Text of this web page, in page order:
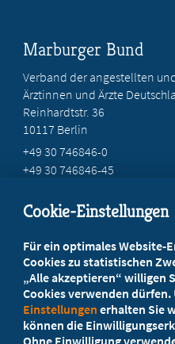
Marburger Bund
Verband der angestellten
Ärztinnen und Ärzte
Reinhardtstr. 36
10117 Berlin
+49 30 746846-0
+49 30 746846-45
Ihr Landesverband berät Sie!
Ansprechpartner
Cookie-Einstellungen
Für ein optimales Website-
Cookies zu statistischen
„Alle akzeptieren“ willigen
Cookies verwenden dürfen.
Einstellungen erhalten Sie
können die
Ohne Einwilligung